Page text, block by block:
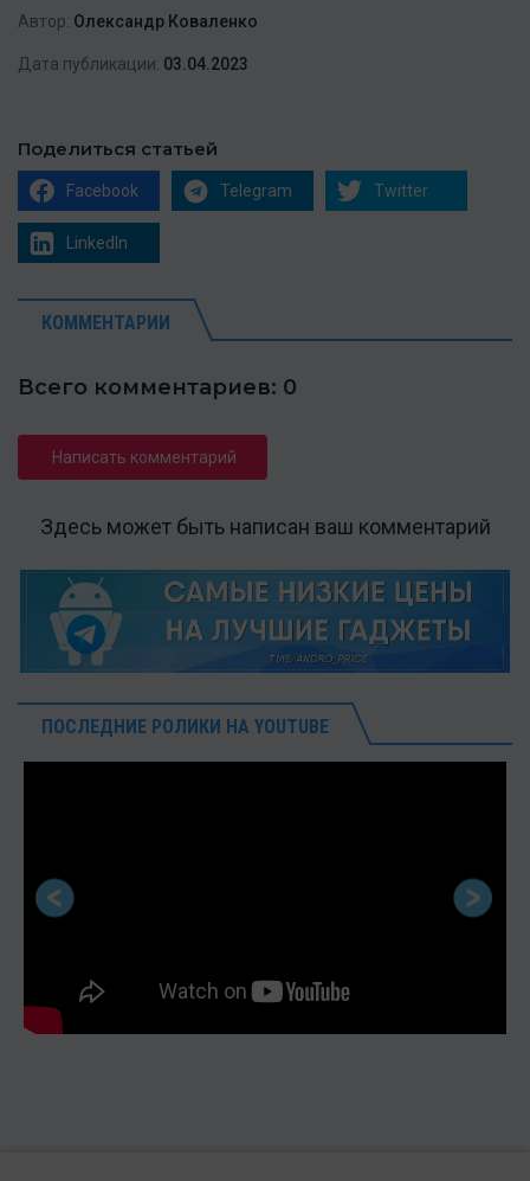
Автор: Олександр Коваленко
Дата публикации: 03.04.2023
Поделиться статьей
Facebook Telegram Twitter
LinkedIn
КОММЕНТАРИИ
Всего комментариев: 0
Написать комментарий
Здесь может быть написан ваш комментарий
ПОСЛЕДНИЕ РОЛИКИ НА YOUTUBE